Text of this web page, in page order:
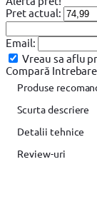
Pret actual:
Email:
Vreau sa aflu
Compară
Produse
Scurta descriere
Detalii tehnice
Review-uri